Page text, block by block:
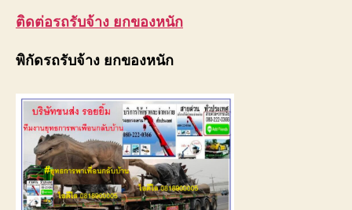
ติดต่อรถรับจ้าง ยกของหนัก
พิกัดรถรับจ้าง ยกของหนัก